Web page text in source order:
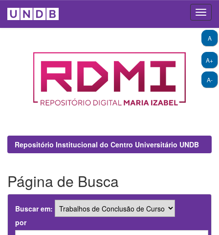
A+
A-
A
Repositório Institucional do Centro Universitário UNDB
Página de Busca
Buscar em:
por